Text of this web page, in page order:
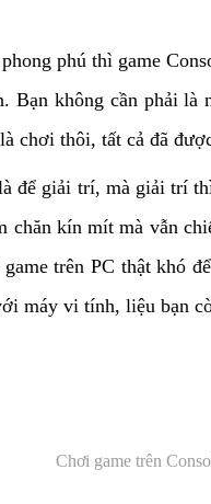
phú thì game
Bạn không cần phải là
chơi thôi, tất cả đã
để giải trí, mà giải trí
chăn kín mít mà vẫn
trên PC thật khó
máy vi tính, liệu bạn
Chơi game trên